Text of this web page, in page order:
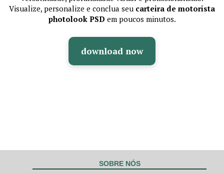
Visualize, personalize e conclua seu carteira de motorista
photolook PSD em poucos minutos.
download now
SOBRE NÓS